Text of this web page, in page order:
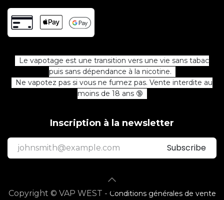
Le vapotage est une transition vers une vie sans tabac
puis sans dépendance à la nicotine.
Ne vapotez pas si vous ne fumez pas. Vente interdite au
moins de 18 ans 🔞
Inscription à la newsletter
Subscribe
Copyright © VAP WEST - Conditions générales de vente